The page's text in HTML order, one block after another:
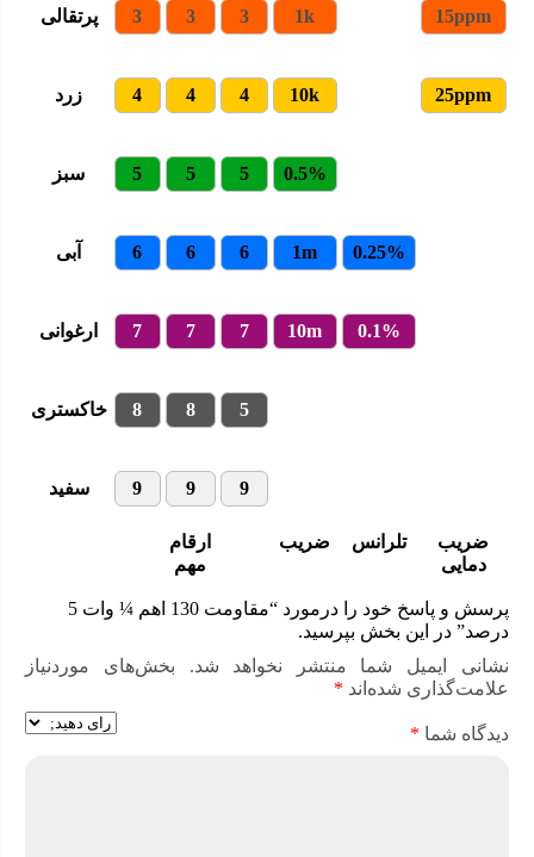
پرتقالی 3 3 3 1k 15ppm
زرد 4 4 4 10k 25ppm
سبز 5 5 5 0.5%
آبی 6 6 6 1m 0.25%
ارغوانی 7 7 7 10m 0.1%
خاکستری 8 8 5
سفید 9 9 9
ارقام
مهم
ضریب تلرانس
ضریب
دمایی
پرسش و پاسخ خود را درمورد “مقاومت 130 اهم ¼ وات 5
درصد” در این بخش بپرسید.
نشانی ایمیل شما منتشر نخواهد شد.
بخش‌های موردنیاز
علامت‌گذاری شده‌اند *
دیدگاه شما *